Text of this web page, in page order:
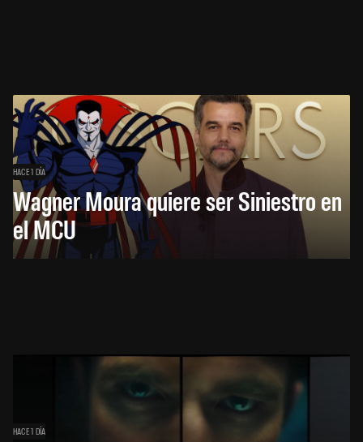
HACE 1 DÍA
Wagner Moura quiere ser Siniestro en
el MCU
HACE 1 DÍA